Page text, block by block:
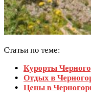
Статьи по теме:
Курорты
Отдых в
Цены в